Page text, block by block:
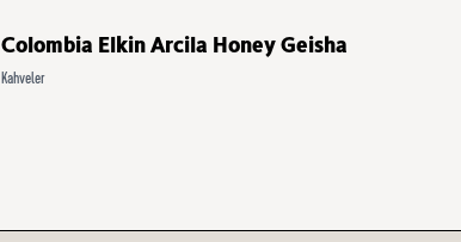
Colombia Elkin Arcila Honey Geisha
Kahveler